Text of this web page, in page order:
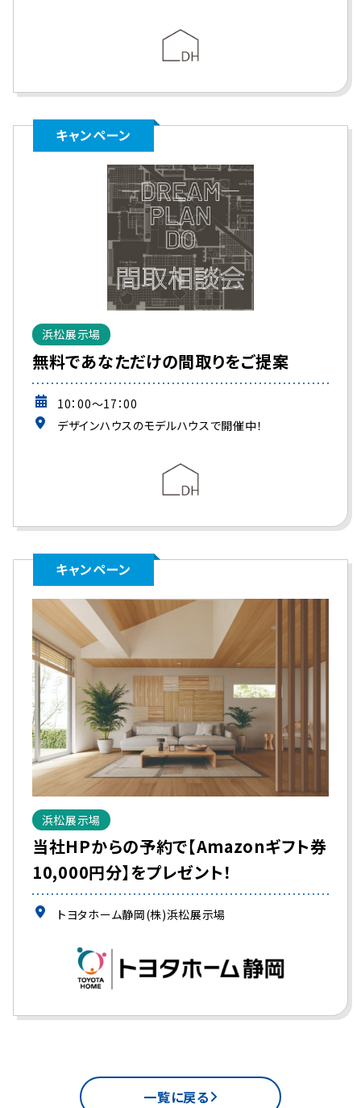
キャンペーン
浜松展示場
無料であなただけの間取りをご提案
10：00～17：00
デザインハウスのモデルハウスで開催中！
キャンペーン
浜松展示場
当社HPからの予約で【Amazonギフト券
10,000円分】をプレゼント！
トヨタホーム静岡(株)浜松展示場
一覧に戻る